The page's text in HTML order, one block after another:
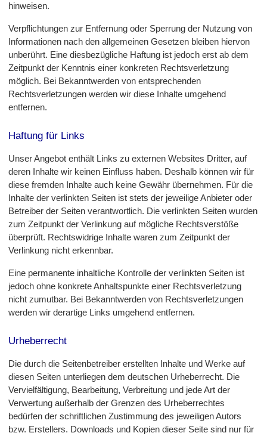
hinweisen.
Verpflichtungen zur Entfernung oder Sperrung der Nutzung von
Informationen nach den allgemeinen Gesetzen bleiben hiervon
unberührt. Eine diesbezügliche Haftung ist jedoch erst ab dem
Zeitpunkt der Kenntnis einer konkreten Rechtsverletzung
möglich. Bei Bekanntwerden von entsprechenden
Rechtsverletzungen werden wir diese Inhalte umgehend
entfernen.
Haftung für Links
Unser Angebot enthält Links zu externen Websites Dritter, auf
deren Inhalte wir keinen Einfluss haben. Deshalb können wir für
diese fremden Inhalte auch keine Gewähr übernehmen. Für die
Inhalte der verlinkten Seiten ist stets der jeweilige Anbieter oder
Betreiber der Seiten verantwortlich. Die verlinkten Seiten wurden
zum Zeitpunkt der Verlinkung auf mögliche Rechtsverstöße
überprüft. Rechtswidrige Inhalte waren zum Zeitpunkt der
Verlinkung nicht erkennbar.
Eine permanente inhaltliche Kontrolle der verlinkten Seiten ist
jedoch ohne konkrete Anhaltspunkte einer Rechtsverletzung
nicht zumutbar. Bei Bekanntwerden von Rechtsverletzungen
werden wir derartige Links umgehend entfernen.
Urheberrecht
Die durch die Seitenbetreiber erstellten Inhalte und Werke auf
diesen Seiten unterliegen dem deutschen Urheberrecht. Die
Vervielfältigung, Bearbeitung, Verbreitung und jede Art der
Verwertung außerhalb der Grenzen des Urheberrechtes
bedürfen der schriftlichen Zustimmung des jeweiligen Autors
bzw. Erstellers. Downloads und Kopien dieser Seite sind nur für